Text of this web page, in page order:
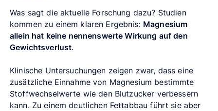
Was sagt die aktuelle Forschung dazu? Studien
kommen zu einem klaren Ergebnis: Magnesium
allein hat keine nennenswerte Wirkung auf den
Gewichtsverlust.
Klinische Untersuchungen zeigen zwar, dass eine
zusätzliche Einnahme von Magnesium bestimmte
Stoffwechselwerte wie den Blutzucker verbessern
kann. Zu einem deutlichen Fettabbau führt sie aber